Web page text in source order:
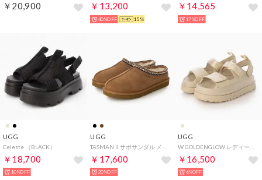
￥20,900 ￥13,200
40%OFF 15%
￥14,565
17%OFF
UGG
Celeste （BLACK）
￥18,700
10%OFF
UGG
TASMAN II サボサンダル メンズ （CHESTNUT）
￥17,600
20%OFF
UGG
W GOLDENGLOW レディース ストラップサンダル （SEA SALT）
￥16,500
6%OFF